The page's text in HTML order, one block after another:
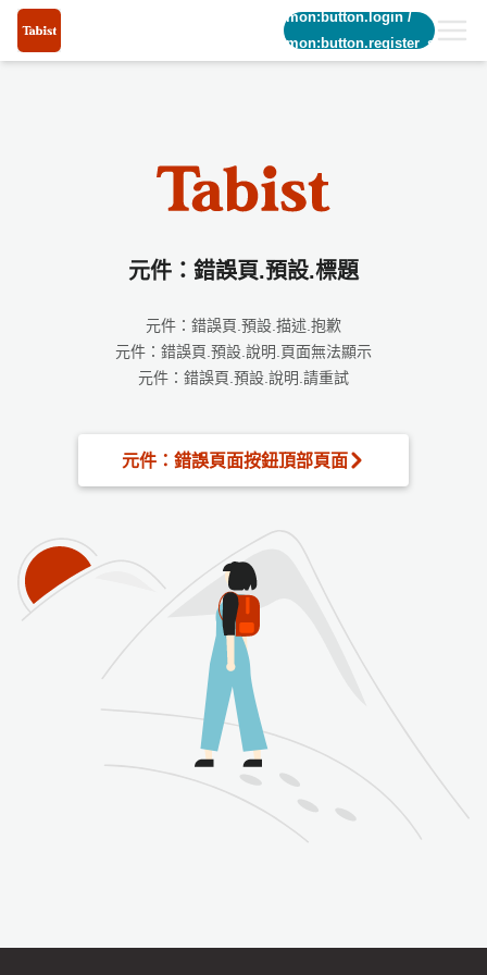
common:button.login/
common:button.register_short
元件：錯誤頁.預設.標題
元件：錯誤頁.預設.描述.抱歉
元件：錯誤頁.預設.說明.頁面無法顯示
元件：錯誤頁.預設.說明.請重試
元件：錯誤頁面按鈕頂部頁面